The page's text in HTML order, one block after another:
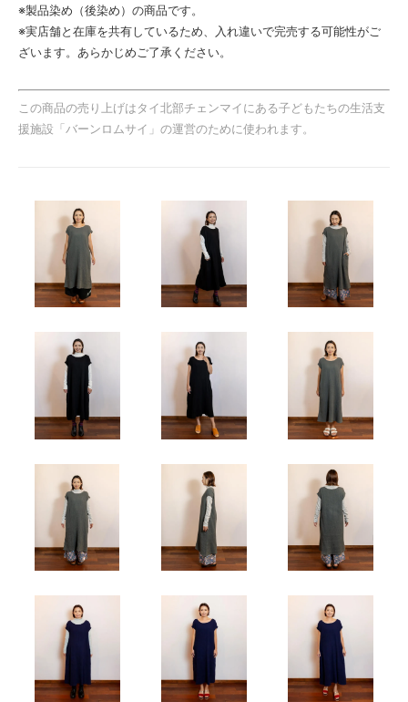
※製品染め（後染め）の商品です。
※実店舗と在庫を共有しているため、入れ違いで完売する可能性がご
ざいます。あらかじめご了承ください。
この商品の売り上げはタイ北部チェンマイにある子どもたちの生活支
援施設「バーンロムサイ」の運営のために使われます。